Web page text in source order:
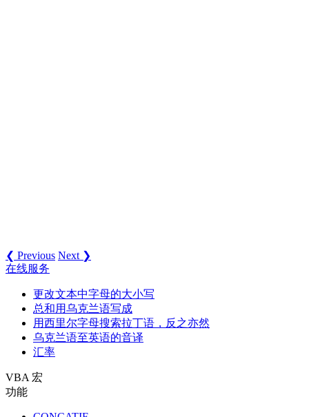
❮ Previous Next ❯
在线服务
更改文本中字母的大小写
总和用乌克兰语写成
用西里尔字母搜索拉丁语，反之亦然
乌克兰语至英语的音译
汇率
VBA 宏
功能